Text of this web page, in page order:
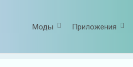
Моды Приложения